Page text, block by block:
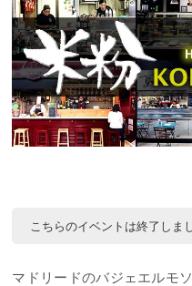
こちらのイベントは終了しまし
マドリードのバジェエルモ